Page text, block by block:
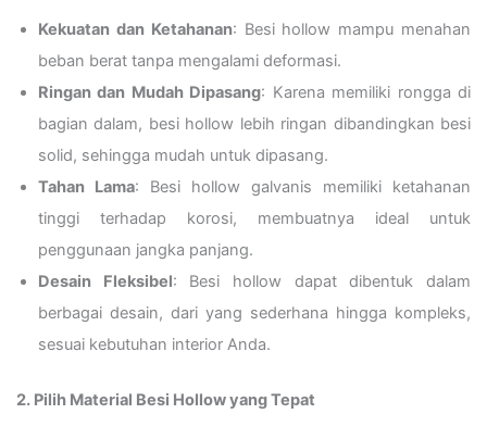
Kekuatan dan Ketahanan: Besi hollow mampu menahan
beban berat tanpa mengalami deformasi.
Ringan dan Mudah Dipasang: Karena memiliki rongga di
bagian dalam, besi hollow lebih ringan dibandingkan besi
solid, sehingga mudah untuk dipasang.
Tahan Lama: Besi hollow galvanis memiliki ketahanan
tinggi terhadap korosi, membuatnya ideal untuk
penggunaan jangka panjang.
Desain Fleksibel: Besi hollow dapat dibentuk dalam
berbagai desain, dari yang sederhana hingga kompleks,
sesuai kebutuhan interior Anda.
2. Pilih Material Besi Hollow yang Tepat